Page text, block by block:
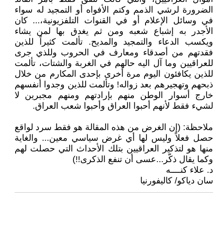
الضرورة لرشي الذمم وكتم الأفواه أو التمجيد له سواء
في وسائل الإعلام أو في القنوات التلفزيونية،... كان
الأجدر به إشباع شعبه ومن ثم يغدق بها لمن يشاء
ويكسب الدعاء والتمجيد والمديح. تألمت كثيراً للذين
فقدتهم من أصدقاء ومعارف في الحروب وللذي جرى
للعراقيين وما آل اليه حالهم في الغربة والشتات، تألمت
للذين يكافئون اليوم مرة أخرى بإحدى المكارم من خلال
ذبحهم وتهجيرهم بعد زواله! وتألمت للذين وجدوا أنفسهم
خارج أسوار الوطن منهم بإرادتهم ومنهم مجبرين لا
لشيء فقط لأنهم أحبوا العراق وأحبوا شعب العراق.
ملاحظة: (إن الغرض من هذه المقالة هو فقط سرد لواقع
حصل فعلاً وليس لها أي غرض سياسي معين... والغاية
منها هو لتذكير العراقيين بتلك الأحداث التي حصلت لهم
وكما يقال ذكّر...عسى أن تنفع الذكرى!!)
د. علاء كنــــه
سان دياكو/ كاليفورنيا